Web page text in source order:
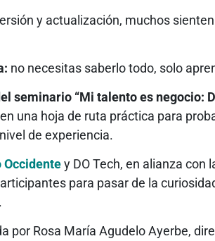
y actualización, muchos
no necesitas saberlo todo, solo
seminario “Mi talento es negocio:
una hoja de ruta práctica para
de experiencia.
Occidentey DO Tech, en alianza con
para pasar de la
por Rosa María Agudelo Ayerbe,